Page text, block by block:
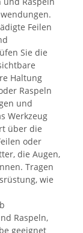
Feilen
Sie die
Haltung
Raspeln
und
Werkzeug
über die
oder
die Augen,
Tragen
wie
Raspeln,
geeignet